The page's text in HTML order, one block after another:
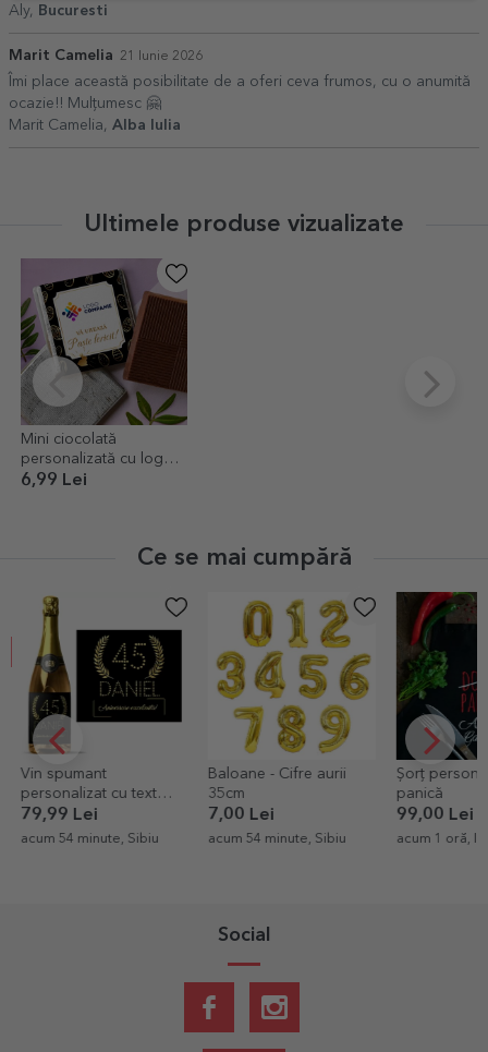
Aly, Bucuresti
Marit Camelia 21 Iunie 2026
Îmi place această posibilitate de a oferi ceva frumos, cu o anumită
ocazie!! Mulțumesc 🤗
Marit Camelia, Alba Iulia
Ultimele produse vizualizate
Mini ciocolată
personalizată cu logo
și mesaj - Easter eggs
6,99 Lei
Ce se mai cumpără
Baloane - Cifre aurii
35cm
7,00 Lei
acum 54 minute, Sibiu
Șorț personalizat - nu e
panică
99,00 Lei
acum 1 oră, Iasi
Tricou din
personalizat
ta portret
69,00 Lei
acum 1 oră,
Social